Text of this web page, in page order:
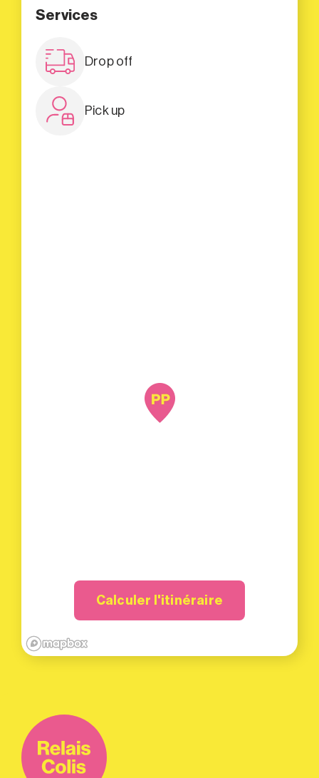
Services
Drop off
Pick up
Calculer l'itinéraire